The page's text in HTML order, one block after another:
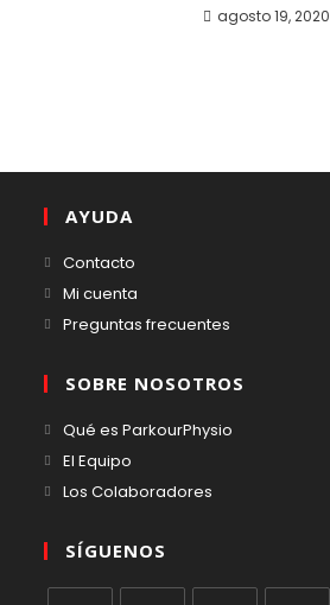
agosto 19, 2020
AYUDA
Contacto
Mi cuenta
Preguntas frecuentes
SOBRE NOSOTROS
Qué es ParkourPhysio
El Equipo
Los Colaboradores
SÍGUENOS